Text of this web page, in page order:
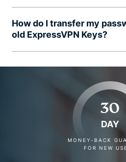
How do I transfer my
old ExpressVPN Keys?
30
DAY
MONEY-BACK
FOR NEW